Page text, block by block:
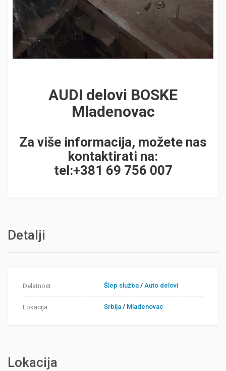
AUDI delovi BOSKE
Mladenovac
Za više informacija, možete nas
kontaktirati na:
tel:+381 69 756 007
Detalji
Delatnost Šlep služba /Auto delovi
Lokacija Srbija / Mladenovac
Lokacija